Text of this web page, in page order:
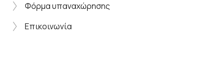
Φόρμα υπαναχώρησης
Επικοινωνία